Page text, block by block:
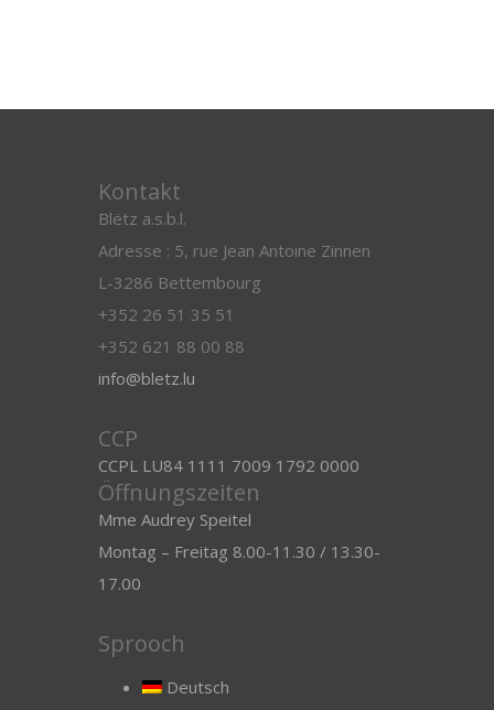
Kontakt
Blëtz a.s.b.l.
Adresse : 5, rue Jean Antoine Zinnen
L-3286 Bettembourg
+352 26 51 35 51
+352 621 88 00 88
info@bletz.lu
CCP
CCPL LU84 1111 7009 1792 0000
Öffnungszeiten
Mme Audrey Speitel
Montag – Freitag 8.00-11.30 / 13.30-
17.00
Sprooch
Deutsch